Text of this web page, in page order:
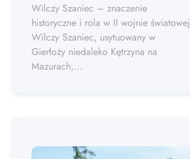
Wilczy Szaniec – znaczenie
historyczne i rola w II wojnie światowej
Wilczy Szaniec, usytuowany w
Gierłoży niedaleko Kętrzyna na
Mazurach,…